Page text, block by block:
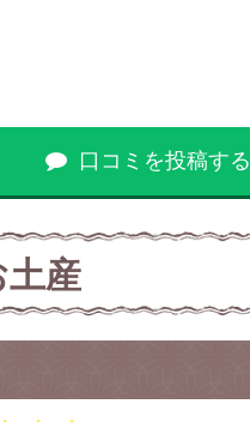
口コミを投稿する
産